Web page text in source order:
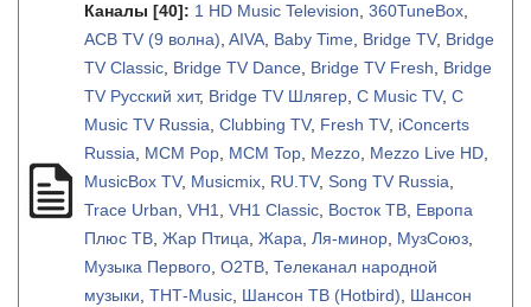
Каналы [40]: 1 HD Music Television 360TuneBox
ACB TV (9 волна) AIVA Baby Time Bridge TV, Bridge
TV Classic Bridge TV Dance Bridge TV Fresh
Bridge
TV Русский хит, Bridge TV Шлягер C Music TV, C
Music TV Russia Clubbing TV, Fresh TV, iConcerts
Russia
MCM Pop MCM Top Mezzo Mezzo Live HD
MusicBox TV, Musicmix RU.TV, Song TV Russia
Trace Urban VH1 VH1 Classic Восток ТВ Европа
Плюс ТВ Жар Птица Жара Ля-минор МузСоюз
Музыка Первого О2ТВ Телеканал народной
музыки ТНТ-Music Шансон ТВ (Hotbird)
Шансон